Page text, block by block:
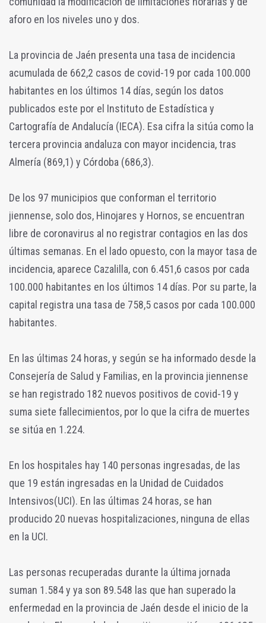
aforo en los niveles uno y dos.
La provincia de Jaén presenta una tasa de incidencia
acumulada de 662,2 casos de covid-19 por cada 100.000
habitantes en los últimos 14 días, según los datos
publicados este por el Instituto de Estadística y
Cartografía de Andalucía (IECA). Esa cifra la sitúa como la
tercera provincia andaluza con mayor incidencia, tras
Almería (869,1) y Córdoba (686,3).
De los 97 municipios que conforman el territorio
jiennense, solo dos, Hinojares y Hornos, se encuentran
libre de coronavirus al no registrar contagios en las dos
últimas semanas. En el lado opuesto, con la mayor tasa de
incidencia, aparece Cazalilla, con 6.451,6 casos por cada
100.000 habitantes en los últimos 14 días. Por su parte, la
capital registra una tasa de 758,5 casos por cada 100.000
habitantes.
En las últimas 24 horas, y según se ha informado desde la
Consejería de Salud y Familias, en la provincia jiennense
se han registrado 182 nuevos positivos de covid-19 y
suma siete fallecimientos, por lo que la cifra de muertes
se sitúa en 1.224.
En los hospitales hay 140 personas ingresadas, de las
que 19 están ingresadas en la Unidad de Cuidados
Intensivos(UCI). En las últimas 24 horas, se han
producido 20 nuevas hospitalizaciones, ninguna de ellas
en la UCI.
Las personas recuperadas durante la última jornada
suman 1.584 y ya son 89.548 las que han superado la
enfermedad en la provincia de Jaén desde el inicio de la